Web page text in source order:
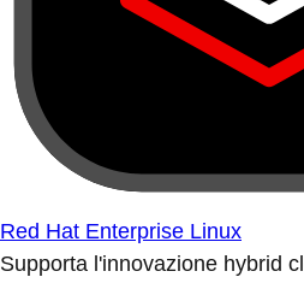
Red Hat Enterprise Linux
Supporta l'innovazione hybrid